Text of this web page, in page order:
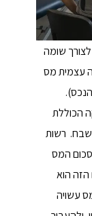
שומה
עצמית מס
הכוללת
שבח. רשות
המס
הזה הוא
עשויה